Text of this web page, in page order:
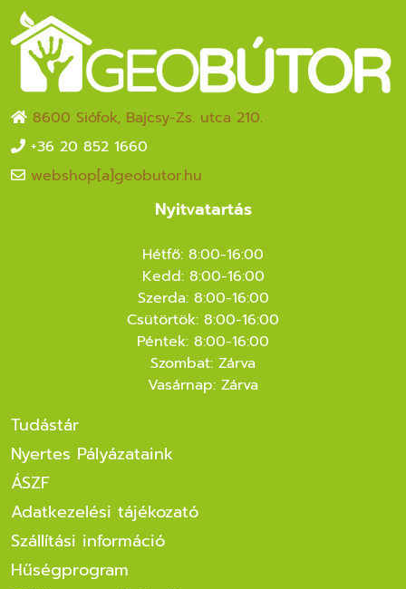
8600 Siófok, Bajcsy-Zs. utca 210.
+36 20 852 1660
webshop[a]geobutor.hu
Nyitvatartás
Hétfő: 8:00-16:00
Kedd: 8:00-16:00
Szerda: 8:00-16:00
Csütörtök: 8:00-16:00
Péntek: 8:00-16:00
Szombat: Zárva
Vasárnap: Zárva
Tudástár
Nyertes Pályázataink
ÁSZF
Adatkezelési tájékozató
Szállítási információ
Hűségprogram